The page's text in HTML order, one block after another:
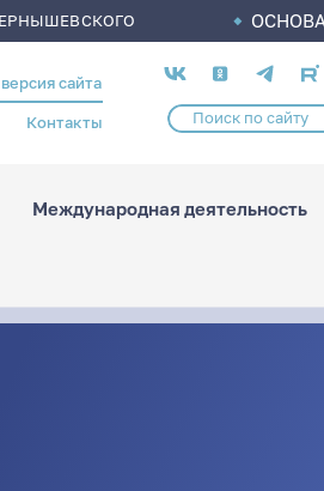
сайта
Контакты
Социальные
сети
Международная деятельность